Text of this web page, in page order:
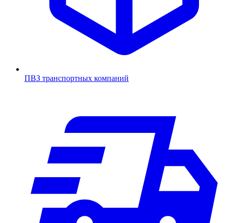
ПВЗ транспортных компаний